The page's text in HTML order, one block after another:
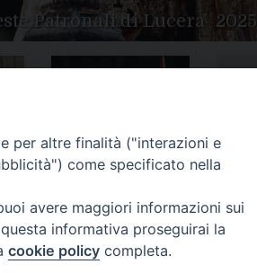
Patronali di Lucera- 2025
Diocesi
per altre finalità ("interazioni e
come specificato nella
avere maggiori informazioni sui
informativa proseguirai la
cookie policy completa.